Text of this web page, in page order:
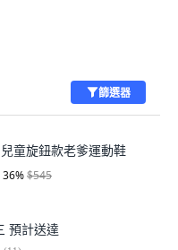
篩選器
童旋鈕款老爹運動鞋
36%$545
預計送達